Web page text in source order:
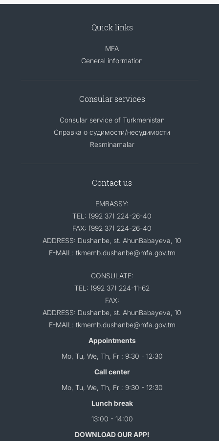
Quick links
MFA
General information
Consular services
Consular service of Turkmenistan
Справка о судимости/несудимости
Resminamalar
Contact us
EMBASSY:
TEL: (992 37) 224-26-40
FAX: (992 37) 224-26-40
ADDRESS: Dushanbe, st. AhunBabayeva, 10
E-MAIL: tkmemb.dushanbe@mfa.gov.tm
CONSULATE:
TEL: (992 37) 224-11-62
FAX:
ADDRESS: Dushanbe, st. AhunBabayeva, 10
E-MAIL: tkmemb.dushanbe@mfa.gov.tm
Appointments
Mo, Tu, We, Th, Fr : 9:30 - 12:30
Call center
Mo, Tu, We, Th, Fr : 9:30 - 12:30
Lunch break
13:00 - 14:00
DOWNLOAD OUR APP!